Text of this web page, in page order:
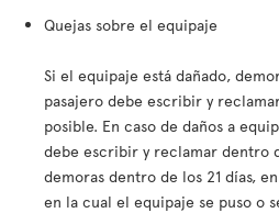
Quejas sobre el equipaje
Si el equipaje está dañado,
pasajero debe escribir y reclamar
posible. En caso de daños a
debe escribir y reclamar dentro
demoras dentro de los 21 días,
en la cual el equipaje se puso o